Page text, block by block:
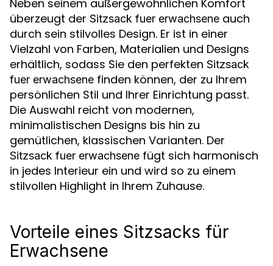
Neben seinem außergewöhnlichen Komfort
überzeugt der Sitzsack fuer erwachsene auch
durch sein stilvolles Design. Er ist in einer
Vielzahl von Farben, Materialien und Designs
erhältlich, sodass Sie den perfekten Sitzsack
fuer erwachsene finden können, der zu Ihrem
persönlichen Stil und Ihrer Einrichtung passt.
Die Auswahl reicht von modernen,
minimalistischen Designs bis hin zu
gemütlichen, klassischen Varianten. Der
Sitzsack fuer erwachsene fügt sich harmonisch
in jedes Interieur ein und wird so zu einem
stilvollen Highlight in Ihrem Zuhause.
Vorteile eines Sitzsacks für
Erwachsene